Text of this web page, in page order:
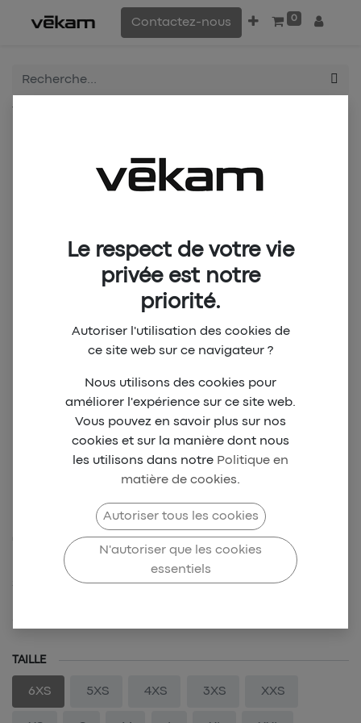
0
Contactez-nous
CANON DE YAOUNDÉ
Training Kit 2nd (M)
SKU-CDY-0026
TAILLE
6XS 5XS 4XS 3XS XXS
Le respect de votre vie
privée est notre
priorité.
Autoriser l'utilisation des cookies de
ce site web sur ce navigateur ?
Nous utilisons des cookies pour
améliorer l'expérience sur ce site web.
Vous pouvez en savoir plus sur nos
cookies et sur la manière dont nous
les utilisons dans notre Politique en
matière de cookies
Autoriser tous les cookies
N'autoriser que les cookies
essentiels